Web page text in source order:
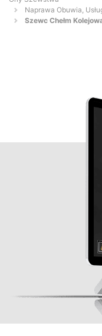
Naprawa Obuwia,
Szewc Chełm